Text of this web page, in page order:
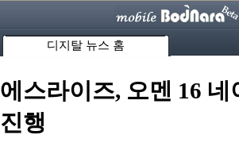
디지탈 뉴스 홈
에스라이즈, 오멘 16 네
진행